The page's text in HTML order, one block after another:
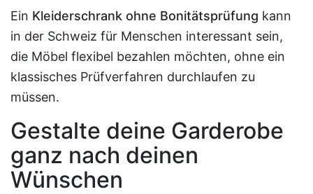
Ein Kleiderschrank ohne Bonitätsprüfung kann
in der Schweiz für Menschen interessant sein,
die Möbel flexibel bezahlen möchten, ohne ein
klassisches Prüfverfahren durchlaufen zu
müssen.
Gestalte deine Garderobe
ganz nach deinen
Wünschen